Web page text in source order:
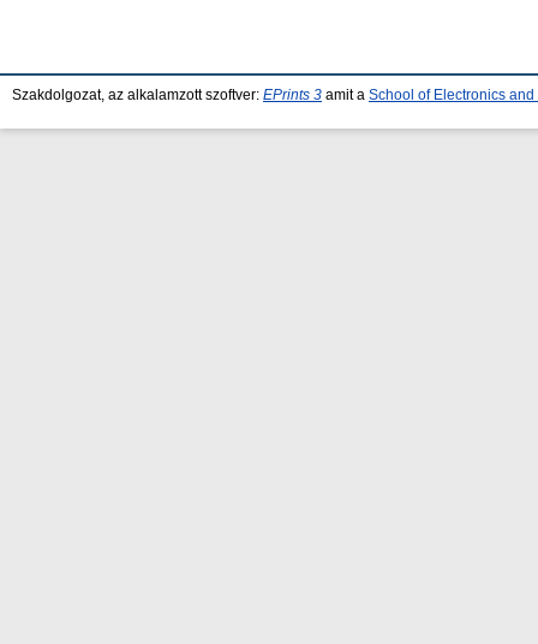
Szakdolgozat, az alkalamzott szoftver: EPrints 3 amit a School of Electronics